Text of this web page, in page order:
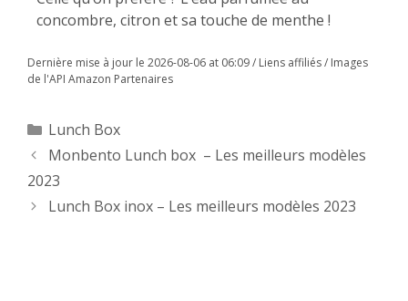
concombre, citron et sa touche de menthe !
Dernière mise à jour le 2026-08-06 at 06:09 / Liens affiliés / Images
de l'API Amazon Partenaires
Lunch Box
Monbento Lunch box – Les meilleurs modèles
2023
Lunch Box inox – Les meilleurs modèles 2023